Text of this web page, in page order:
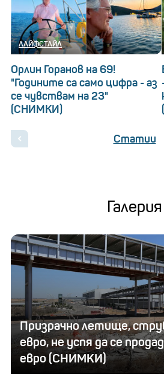
ЛАЙФСТАЙЛ
Орлин Горанов на 69!
"Годините са само цифра - аз
се чувствам на 23"
(СНИМКИ)
Статии
Галерия
Призрачно летище,
евро, не успя да се
евро (СНИМКИ)